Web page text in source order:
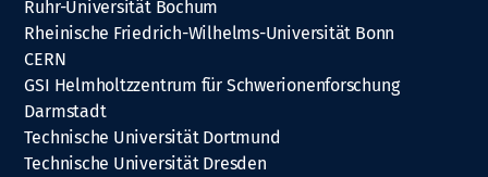
Ruhr-Universität Bochum
Rheinische Friedrich-Wilhelms-Universität Bonn
CERN
GSI Helmholtzzentrum für Schwerionenforschung
Darmstadt
Technische Universität Dortmund
Technische Universität Dresden